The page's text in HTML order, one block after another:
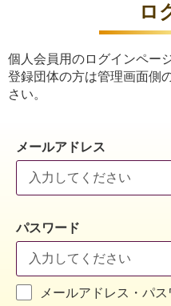
ロ
個人会員用のログインペー
登録団体の方は管理画面側
さい。
メールアドレス
パスワード
メールアドレス・パ